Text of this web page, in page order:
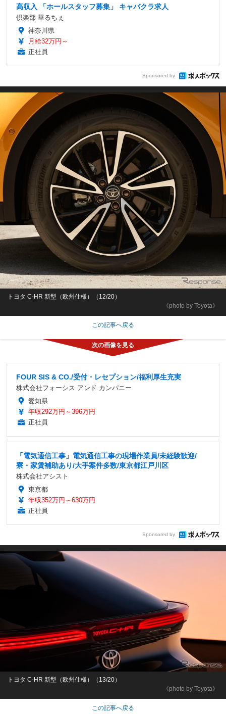
高収入 「ホールスタッフ募集」 キャバクラ求人
倶楽部 華るちぇ
神奈川県
月給32万円～
正社員
Sponsored by
《photo by Toyota》
トヨタ C-HR 新型（欧州仕様）（12/20）
この記事へ戻る
FOUR SIS & CO./受付・レセプション/福利厚生充実
株式会社フォーシス アンド カンパニー
愛知県
年収292万円～396万円
正社員
「電気通信工事」電気通信工事の現場作業員/未経験歓迎/
寮・家賃補助あり/大手案件多数/東京都江戸川区
株式会社アシスト
東京都
年収352万円～630万円
正社員
Sponsored by
《photo by Toyota》
トヨタ C-HR 新型（欧州仕様）（13/20）
この記事へ戻る